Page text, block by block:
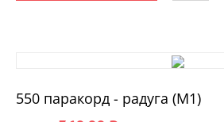
550 паракорд - радуга (М1)